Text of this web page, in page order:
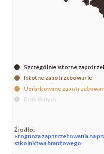
Szczególnie istotne
Istotne zapotrzebowanie
Umiarkowane
Brak danych
Źródło:
Prognoza zapotrzebowania na
szkolnictwa branżowego